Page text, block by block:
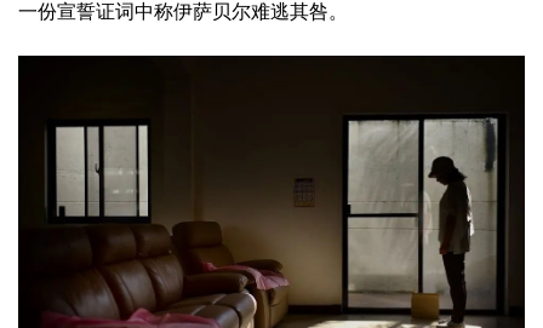
一份宣誓证词中称伊萨贝尔难逃其咎。